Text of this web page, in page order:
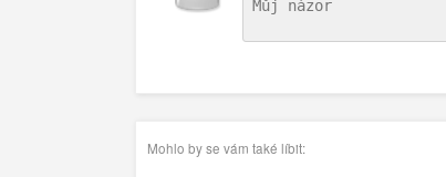
Mohlo by se vám také líbit: